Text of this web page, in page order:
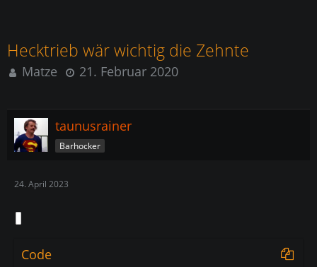
Hecktrieb wär wichtig die Zehnte
Matze 21. Februar 2020
taunusrainer
Barhocker
24. April 2023
Code